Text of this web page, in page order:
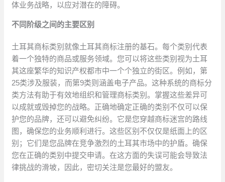
体业务战略，以应对潜在的障碍。
不同阶级之间的主要区别
土耳其商标类别就像土耳其商标注册的基石。每个类别代表
着一个独特的商品或服务领域。您可以将这些类别视为土耳
其这座繁华的知识产权都市中一个个独立的街区。例如，第
25类涉及服装，而第9类则涵盖电子产品。这种系统的商标分
类方法有助于有效地组织和管理商标类别。掌握这些差异可
以成就或毁掉您的战略。正确地确定正确的类别不仅可以保
护您的品牌，还可以避免纠纷。它是您穿越商标迷宫的路线
图，确保您的业务顺利进行。这些区别不仅仅是纸面上的区
别；它们是您品牌在竞争激烈的土耳其市场中的护盾。确保
您在正确的类别中提交申请。在这方面的失误可能会导致法
律挑战的滑坡，因此，密切关注是您最好的盟友。